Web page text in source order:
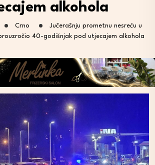
alkohola
Crno
Jučerašnju prometnu nesreću u
40-godišnjak pod utjecajem alkohola